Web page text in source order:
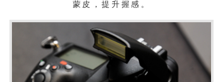
蒙皮，提升握感。